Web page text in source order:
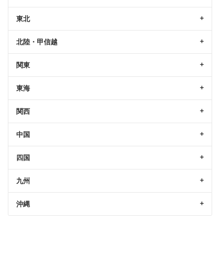
東北
北陸・甲信越
関東
東海
関西
中国
四国
九州
沖縄